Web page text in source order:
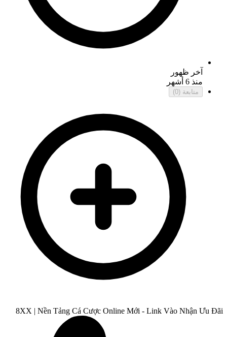
آخر ظهور
منذ 6 أشهر
متابعة (0)
8XX | Nền Tảng Cá Cược Online Mới - Link Vào Nhận Ưu Đãi